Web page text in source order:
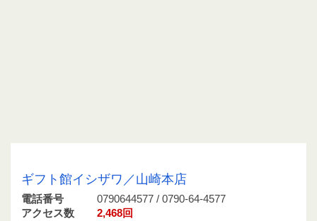
ギフト館イシザワ／山崎本店
電話番号
0790644577 / 0790-64-4577
アクセス数
2,468回